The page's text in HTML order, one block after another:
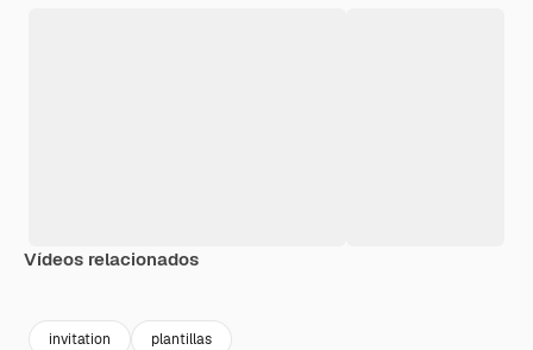
Vídeos relacionados
invitation plantillas